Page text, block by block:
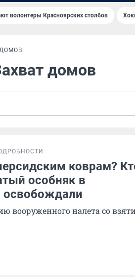
волонтеры Красноярских столбов
домов
коврам?
особняк в
освобождали
вооруженного налета со